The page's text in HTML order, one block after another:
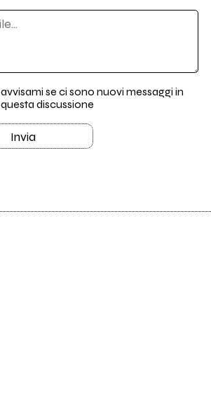
avvisami se ci sono nuovi messaggi in
questa discussione
Invia